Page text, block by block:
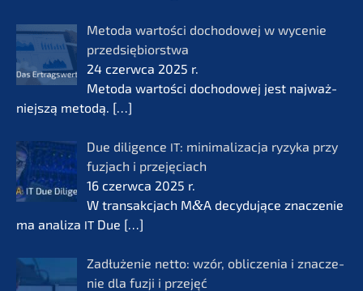
Metoda wartości docho­do­wej w wycenie
przedsię­bi­orst­wa
24 czerw­ca 2025 r.
Metoda wartości docho­do­wej jest najważ­
nie­js­zą metodą. […]
Due diligence IT: minima­li­zac­ja ryzyka przy
fuzjach i przejęciach
16 czerw­ca 2025 r.
W transak­c­jach M&A decydu­jące znacze­nie
ma anali­za IT Due […]
Zadłuże­nie netto: wzór, oblic­ze­nia i znacze­
nie dla fuzji i przejęć